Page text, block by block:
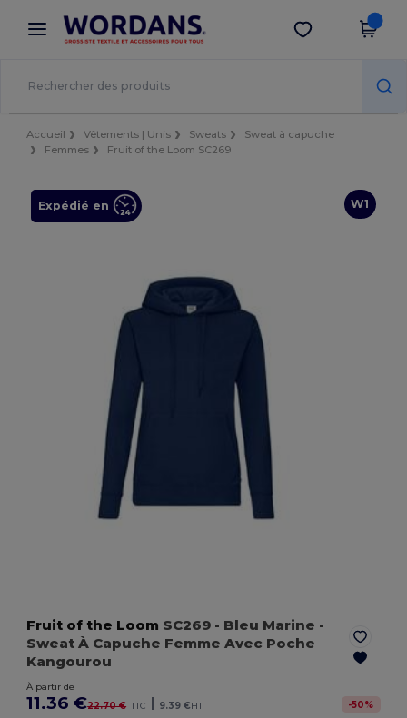
× Appli Wordans
Meilleurs prix sur l’app !
Obtenir l'appli
Accueil Vêtements | Unis Sweats
Sweat à capuche
Femmes
Fruit of the Loom SC269
W1
Expédié en
Fruit of the Loom SC269 - Bleu Marine -
Sweat À Capuche Femme Avec Poche
Kangourou
À partir de
11.36 €22.70 € TTC | 9.39 €HT -50%